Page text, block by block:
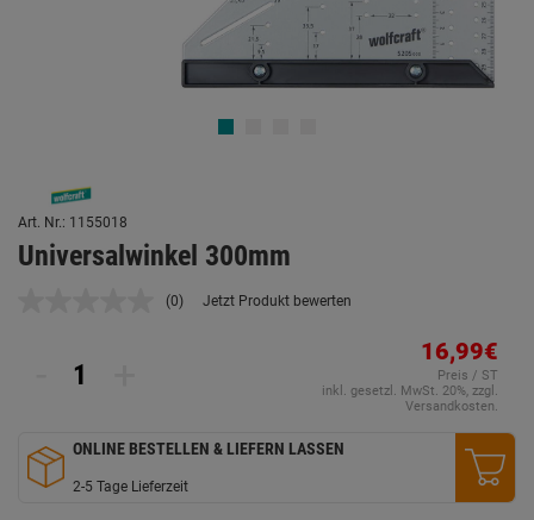
Art. Nr.: 1155018
Universalwinkel 300mm
Kein
(0) Jetzt Produkt bewerten
16,99€
Preis / ST
inkl. gesetzl. MwSt. 20%, zzgl.
Versandkosten.
ONLINE BESTELLEN & LIEFERN LASSEN
2-5 Tage Lieferzeit